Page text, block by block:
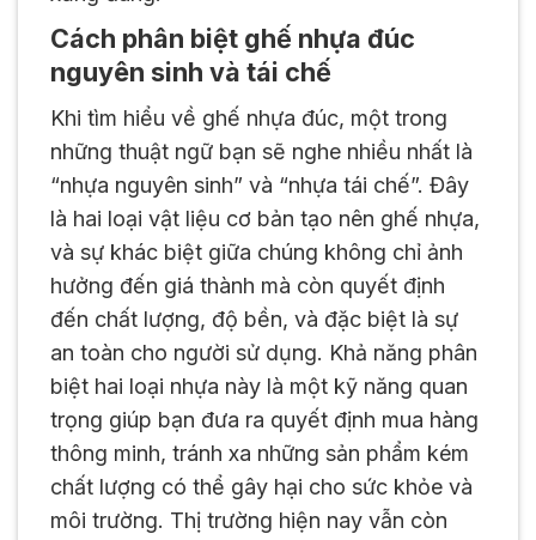
Cách phân biệt ghế nhựa đúc
nguyên sinh và tái chế
Khi tìm hiểu về ghế nhựa đúc, một trong
những thuật ngữ bạn sẽ nghe nhiều nhất là
“nhựa nguyên sinh” và “nhựa tái chế”. Đây
là hai loại vật liệu cơ bản tạo nên ghế nhựa,
và sự khác biệt giữa chúng không chỉ ảnh
hưởng đến giá thành mà còn quyết định
đến chất lượng, độ bền, và đặc biệt là sự
an toàn cho người sử dụng. Khả năng phân
biệt hai loại nhựa này là một kỹ năng quan
trọng giúp bạn đưa ra quyết định mua hàng
thông minh, tránh xa những sản phẩm kém
chất lượng có thể gây hại cho sức khỏe và
môi trường. Thị trường hiện nay vẫn còn